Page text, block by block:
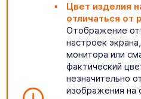
Цвет изделия
отличаться от
Отображение
настроек
монитора или
фактический
незначительно
изображения на